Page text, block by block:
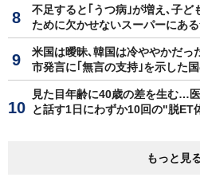
不足すると｢うつ病｣が増え､子
ために欠かせないスーパーにあ
米国は曖昧､韓国は冷ややかだ
市発言に｢無言の支持｣を示した
見た目年齢に40歳の差を生む…
と話す1日にわずか10回の"脱ET
もっと見